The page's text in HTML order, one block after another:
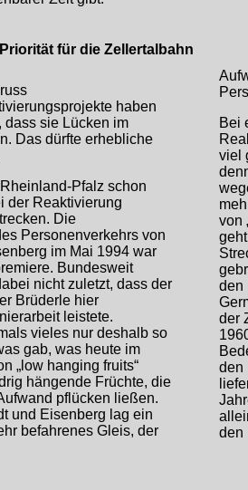
für die Zellertalbahn
haben
dass sie Lücken im
Das dürfte erhebliche
Pfalz schon
der Reaktivierung
Die
Personenverkehrs von
im Mai 1994 war
Bundesweit
nicht zuletzt, dass der
Brüderle hier
leistete.
vieles nur deshalb so
gab, was heute im
„low hanging fruits“
hängende Früchte, die
pflücken ließen.
und Eisenberg lag ein
befahrenes Gleis, der
Bei
viel
von
den
der
den
den